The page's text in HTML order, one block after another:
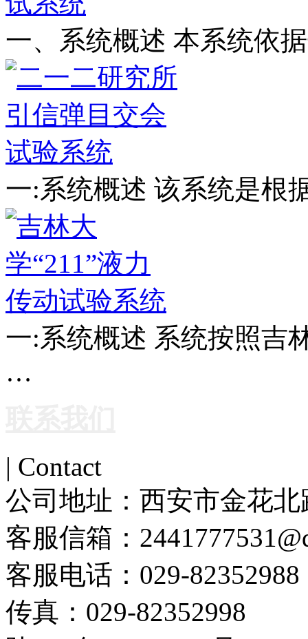
一、系统概述 本系统依
一:系统概述 该系统是根
一:系统概述 系统按照吉
…
| Contact
公司地址： 西安市金花北
客服信箱：
客服电话： 029-82352988
传真： 029-82352998